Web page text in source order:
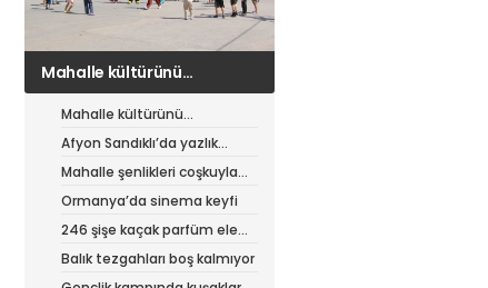
Afyon Sandıklı’da yazlık
patates hasadı
Mahalle kültürünü
canlandıran şenlik
Afyon Sandıklı’da yazlık
patates hasadı
Mahalle şenlikleri coşkuyla
sürüyor
Ormanya’da sinema keyfi
246 şişe kaçak parfüm ele
geçirildi
Balık tezgahları boş kalmıyor